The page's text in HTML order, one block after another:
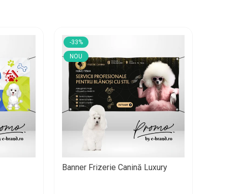
-33%
NOU
Banner Frizerie Canină Luxury